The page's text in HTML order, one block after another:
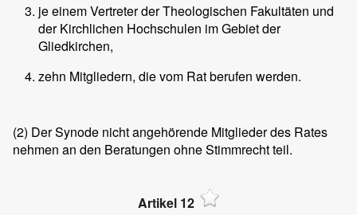
je einem Vertreter der Theologischen Fakultäten und
der Kirchlichen Hochschulen im Gebiet der
Gliedkirchen,
zehn Mitgliedern, die vom Rat berufen werden.
(2) Der Synode nicht angehörende Mitglieder des Rates
nehmen an den Beratungen ohne Stimmrecht teil.
Artikel 12